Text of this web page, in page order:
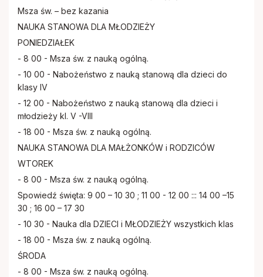
Msza św. – bez kazania
NAUKA STANOWA DLA MŁODZIEŻY
PONIEDZIAŁEK
- 8 00 - Msza św. z nauką ogólną.
- 10 00 - Nabożeństwo z nauką stanową dla dzieci do
klasy IV
- 12 00 - Nabożeństwo z nauką stanową dla dzieci i
młodzieży kl. V -VIII
- 18 00 - Msza św. z nauką ogólną.
NAUKA STANOWA DLA MAŁŻONKÓW i RODZICÓW
WTOREK
- 8 00 - Msza św. z nauką ogólną.
Spowiedź święta: 9 00 – 10 30 ; 11 00 - 12 00 ::: 14 00 –15
30 ; 16 00 – 17 30
- 10 30 - Nauka dla DZIECI i MŁODZIEŻY wszystkich klas
- 18 00 - Msza św. z nauką ogólną.
ŚRODA
- 8 00 - Msza św. z nauką ogólną.